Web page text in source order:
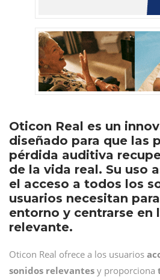
Oticon Real es un
diseñado para que las
pérdida auditiva
de la vida real. Su uso
el acceso a todos los
usuarios necesitan
entorno y centrarse en
relevante.
Oticon Real ofrece a los usuarios
sonidos relevantes y proporciona